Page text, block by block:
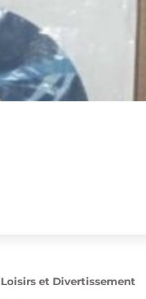
Loisirs et Divertissement